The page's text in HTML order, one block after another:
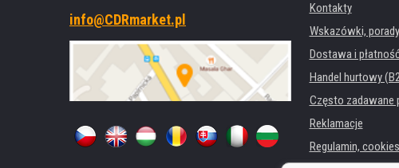
info@CDRmarket.pl
Kontakty
Wskazówki,
Dostawa i
Handel hurtowy
Często zadawane
Reklamacje
Regulamin, cookies